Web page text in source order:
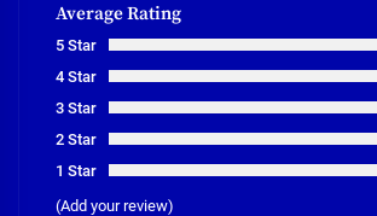
Average Rating
5 Star
4 Star
3 Star
2 Star
1 Star
(Add your review)